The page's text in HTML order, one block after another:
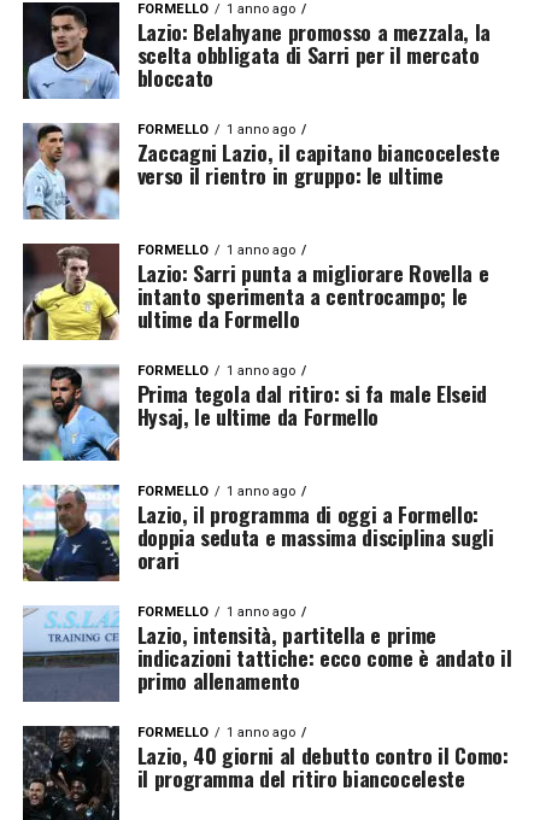
FORMELLO 1 anno ago
Lazio: Belahyane promosso a mezzala, la
scelta obbligata di Sarri per il mercato
bloccato
FORMELLO 1 anno ago
Zaccagni Lazio, il capitano biancoceleste
verso il rientro in gruppo: le ultime
FORMELLO 1 anno ago
Lazio: Sarri punta a migliorare Rovella e
intanto sperimenta a centrocampo; le
ultime da Formello
FORMELLO 1 anno ago
Prima tegola dal ritiro: si fa male Elseid
Hysaj, le ultime da Formello
FORMELLO 1 anno ago
Lazio, il programma di oggi a Formello:
doppia seduta e massima disciplina sugli
orari
FORMELLO 1 anno ago
Lazio, intensità, partitella e prime
indicazioni tattiche: ecco come è andato il
primo allenamento
FORMELLO 1 anno ago
Lazio, 40 giorni al debutto contro il Como:
il programma del ritiro biancoceleste